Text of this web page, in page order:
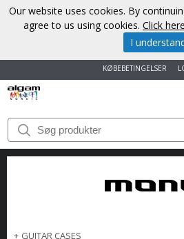
KØBEBETINGELSER
START
VAREMÆRKER
+ GUITAR CASES
Our website uses cookies. By
agree to us using cookies. Click
I